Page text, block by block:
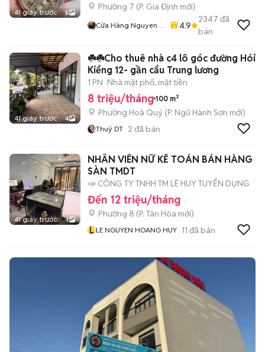
41 giây trước 5
Phường 7 (P. Gia Định mới)
Cửa Hàng Nguyen
4.9
2347 đã
bán
41 giây trước 4
☘️☘️Cho thuê nhà c4 lô góc đường Hói
Kiểng 12- gần cẩu Trung lương
1 PN Nhà mặt phố, mặt tiền
8 triệu/tháng 100 m²
Phường Hoà Quý (P. Ngũ Hành Sơn mới)
Thuỷ DT 2 đã bán
41 giây trước 1
NHÂN VIÊN NỮ KẾ TOÁN BÁN HÀNG
SÀN TMDT
📣 CÔNG TY TNHH TM LÊ HUY TUYỂN DỤNG
Đến 12 triệu/tháng
Phường 8 (P. Tân Hòa mới)
L LE NGUYEN HOANG HUY 11 đã bán